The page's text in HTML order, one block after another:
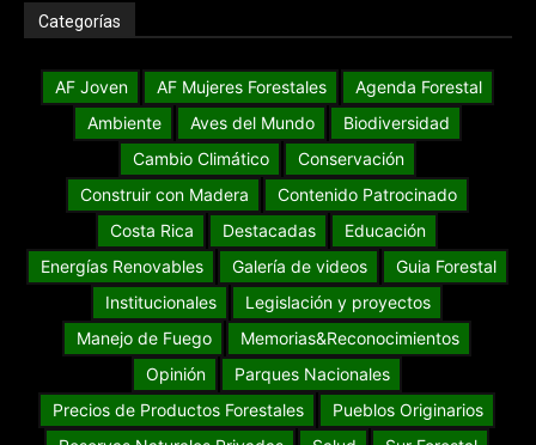
Categorías
AF Joven AF Mujeres Forestales
Agenda Forestal
Ambiente
Aves del Mundo
Biodiversidad
Cambio Climático
Conservación
Construir con Madera
Contenido Patrocinado
Costa Rica
Destacadas
Educación
Energías Renovables
Galería de videos
Guia Forestal
Institucionales
Legislación y proyectos
Manejo de Fuego
Memorias&Reconocimientos
Opinión
Parques Nacionales
Precios de Productos Forestales
Pueblos Originarios